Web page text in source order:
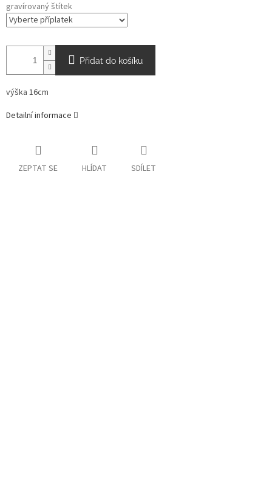
gravírovaný štítek
Přidat do košíku
výška 16cm
Detailní informace
ZEPTAT SE HLÍDAT SDÍLET